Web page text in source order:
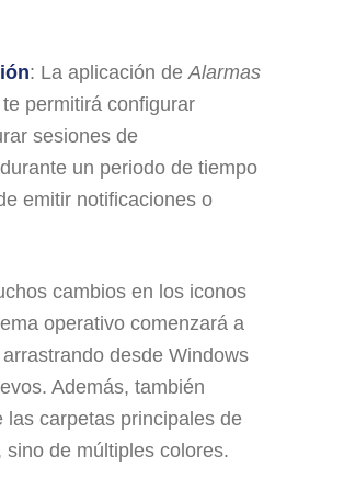
: La aplicación deAlarmas
permitirá configurar
sesiones de
un periodo de tiempo
emitir notificaciones o
cambios en los iconos
operativo comenzará a
desde Windows
Además, también
carpetas principales de
de múltiples colores.